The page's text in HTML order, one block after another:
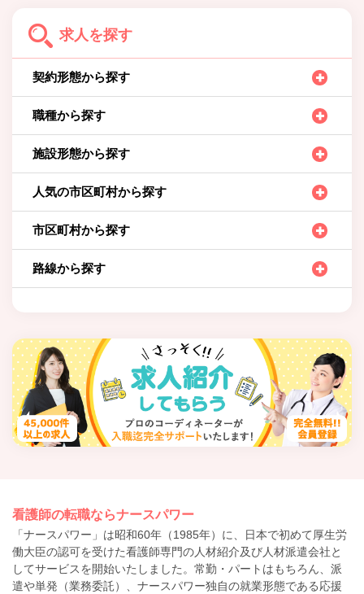
求人を探す
契約形態から探す
職種から探す
施設形態から探す
人気の市区町村から探す
市区町村から探す
路線から探す
看護師の転職ならナースパワー
「ナースパワー」は昭和60年（1985年）に、日本で初めて厚生労
働大臣の認可を受けた看護師専門の人材紹介及び人材派遣会社と
してサービスを開始いたしました。常勤・パートはもちろん、派
遣や単発（業務委託）、ナースパワー独自の就業形態である応援